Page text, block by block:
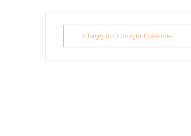
+ Legg til i Google Kalender